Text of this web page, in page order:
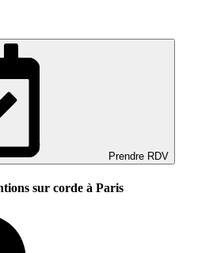
Prendre RDV
sur corde à Paris